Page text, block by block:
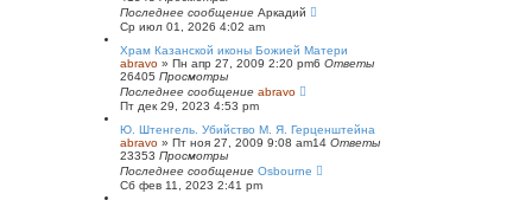
й
п
о
и
с
к
Последнее сообщение Аркадий
Ср июл 01, 2026 4:02 am
Храм Казанской иконы Божией Матери
abravo » Пн апр 27, 2009 2:20 pm6 Ответы
26405 Просмотры
Последнее сообщение abravo
Пт дек 29, 2023 4:53 pm
Ю. Штенгель. Убийство М. Я. Герценштейна
abravo » Пт ноя 27, 2009 9:08 am14 Ответы
23353 Просмотры
Последнее сообщение Osbourne
Сб фев 11, 2023 2:41 pm